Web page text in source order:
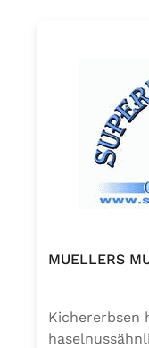
MUELLERS
Kichererbsen